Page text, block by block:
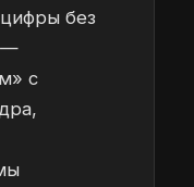
без
—
с